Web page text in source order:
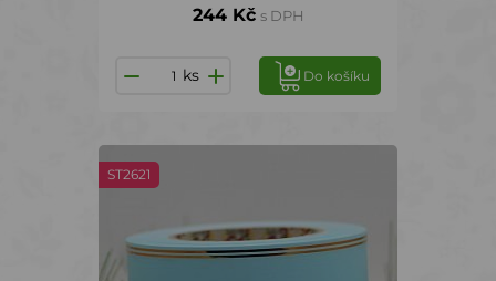
244 Kč s DPH
ks Do košíku
ST2621